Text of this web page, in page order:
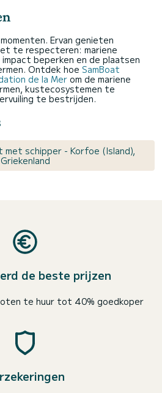
Ervan genieten
te respecteren: mariene
beperken en de plaatsen
Ontdek hoe SamBoat
de la Mer om de mariene
kustecosystemen te
te bestrijden.
met schipper - Korfoe (Island),
Griekenland
de beste prijzen
te huur tot 40% goedkoper